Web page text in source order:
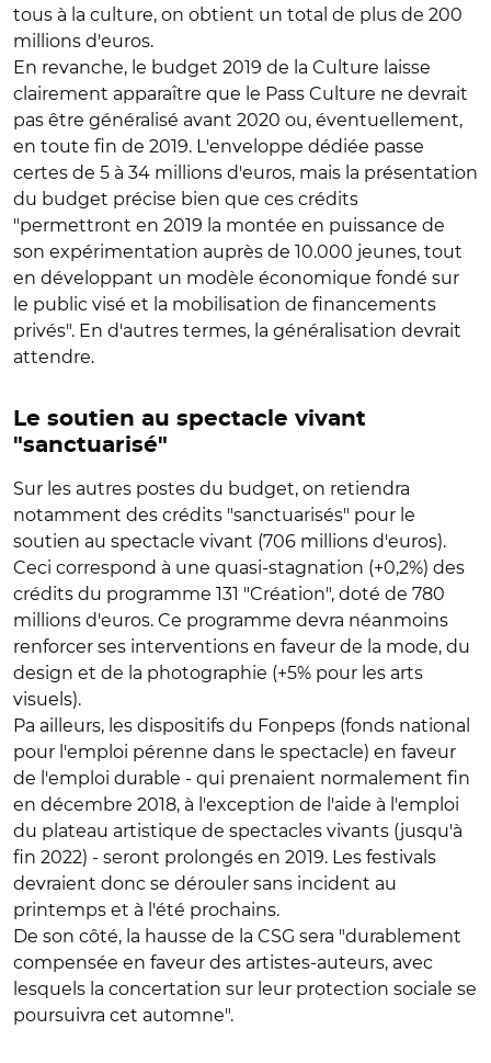
tous à la culture, on obtient un total de plus de 200
millions d'euros.
En revanche, le budget 2019 de la Culture laisse
clairement apparaître que le Pass Culture ne devrait
pas être généralisé avant 2020 ou, éventuellement,
en toute fin de 2019. L'enveloppe dédiée passe
certes de 5 à 34 millions d'euros, mais la présentation
du budget précise bien que ces crédits
"permettront en 2019 la montée en puissance de
son expérimentation auprès de 10.000 jeunes, tout
en développant un modèle économique fondé sur
le public visé et la mobilisation de financements
privés". En d'autres termes, la généralisation devrait
attendre.
Le soutien au spectacle vivant
"sanctuarisé"
Sur les autres postes du budget, on retiendra
notamment des crédits "sanctuarisés" pour le
soutien au spectacle vivant (706 millions d'euros).
Ceci correspond à une quasi-stagnation (+0,2%) des
crédits du programme 131 "Création", doté de 780
millions d'euros. Ce programme devra néanmoins
renforcer ses interventions en faveur de la mode, du
design et de la photographie (+5% pour les arts
visuels).
Pa ailleurs, les dispositifs du Fonpeps (fonds national
pour l'emploi pérenne dans le spectacle) en faveur
de l'emploi durable - qui prenaient normalement fin
en décembre 2018, à l'exception de l'aide à l'emploi
du plateau artistique de spectacles vivants (jusqu'à
fin 2022) - seront prolongés en 2019. Les festivals
devraient donc se dérouler sans incident au
printemps et à l'été prochains.
De son côté, la hausse de la CSG sera "durablement
compensée en faveur des artistes-auteurs, avec
lesquels la concertation sur leur protection sociale se
poursuivra cet automne".